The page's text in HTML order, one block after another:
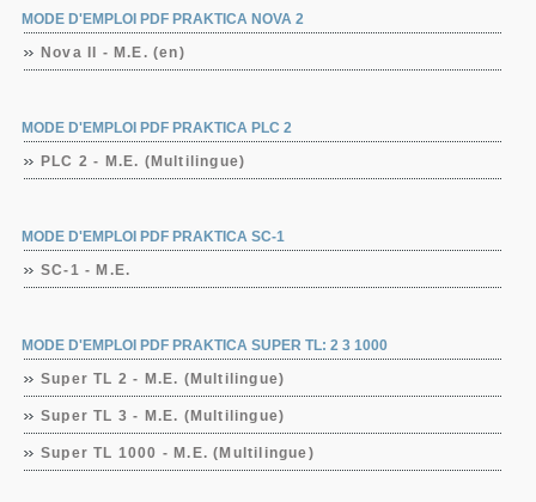
MODE D'EMPLOI PDF PRAKTICA NOVA 2
Nova II - M.E. (en)
MODE D'EMPLOI PDF PRAKTICA PLC 2
PLC 2 - M.E. (Multilingue)
MODE D'EMPLOI PDF PRAKTICA SC-1
SC-1 - M.E.
MODE D'EMPLOI PDF PRAKTICA SUPER TL: 2 3 1000
Super TL 2 - M.E. (Multilingue)
Super TL 3 - M.E. (Multilingue)
Super TL 1000 - M.E. (Multilingue)